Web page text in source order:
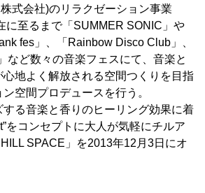
式会社)のリラクゼーション事業
に至るまで「SUMMER SONIC」や
fes」、「Rainbow Disco Club」、
など数々の音楽フェスにて、音楽と
地よく解放される空間つくりを目指
空間プロデュースを行う。
る音楽と香りのヒーリング効果に着
をコンセプトに大人が気軽にチルア
SPACE」を2013年12月3日にオ